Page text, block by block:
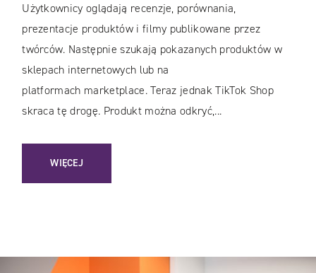
Użytkownicy oglądają recenzje, porównania,
prezentacje produktów i filmy publikowane przez
twórców. Następnie szukają pokazanych produktów w
sklepach internetowych lub na
platformach marketplace. Teraz jednak TikTok Shop
skraca tę drogę. Produkt można odkryć,...
WIĘCEJ
: TIKTOK SHOP W POLSCE: JAK ZACZĄĆ SPRZEDAWAĆ I